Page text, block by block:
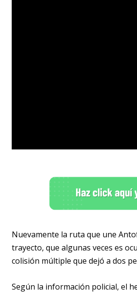
Nuevamente la ruta que une
trayecto, que algunas veces es
colisión múltiple que dejó a dos
Según la información policial, el